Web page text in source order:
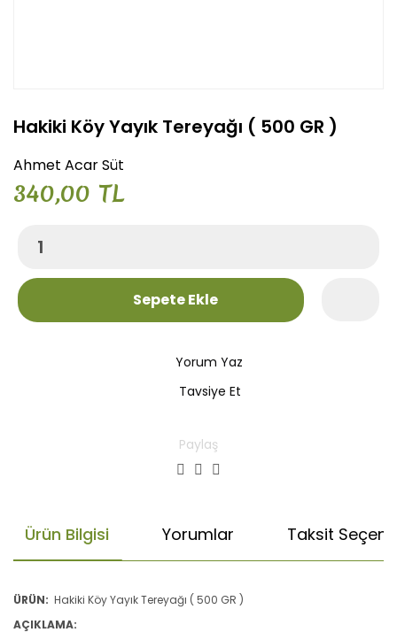
Hakiki Köy Yayık Tereyağı ( 500 GR )
Ahmet Acar Süt
340,00 TL
Sepete Ekle
Yorum Yaz
Tavsiye Et
Paylaş
Ürün Bilgisi Yorumlar Taksit
ÜRÜN: Hakiki Köy Yayık Tereyağı ( 500 GR )
AÇIKLAMA: